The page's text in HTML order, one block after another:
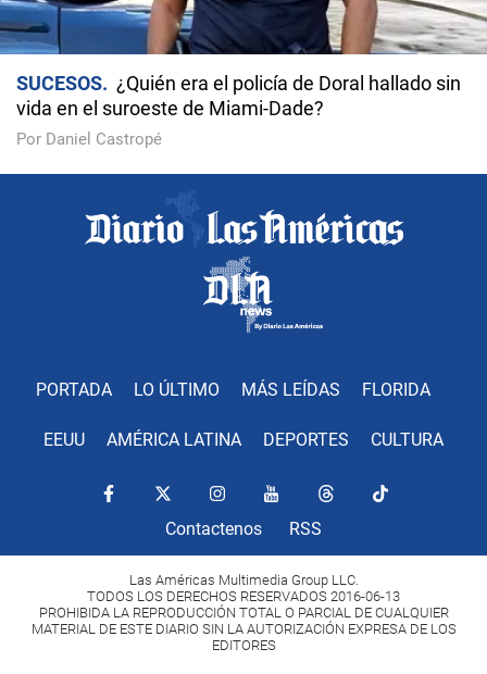
SUCESOS
¿Quién era el policía de Doral hallado sin
vida en el suroeste de Miami-Dade?
Por Daniel Castropé
PORTADA LO ÚLTIMO MÁS LEÍDAS FLORIDA
EEUU AMÉRICA LATINA DEPORTES CULTURA
Contactenos RSS
Las Américas Multimedia Group LLC.
TODOS LOS DERECHOS RESERVADOS 2016-06-13
PROHIBIDA LA REPRODUCCIÓN TOTAL O PARCIAL DE CUALQUIER
MATERIAL DE ESTE DIARIO SIN LA AUTORIZACIÓN EXPRESA DE LOS
EDITORES